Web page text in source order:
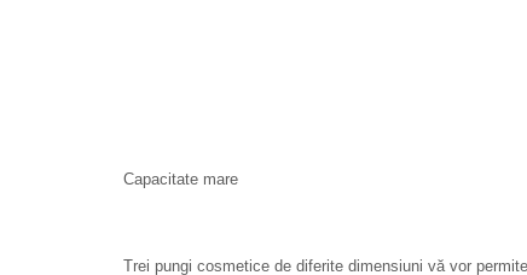
Capacitate mare
Trei pungi cosmetice de diferite dimensiuni vă vor